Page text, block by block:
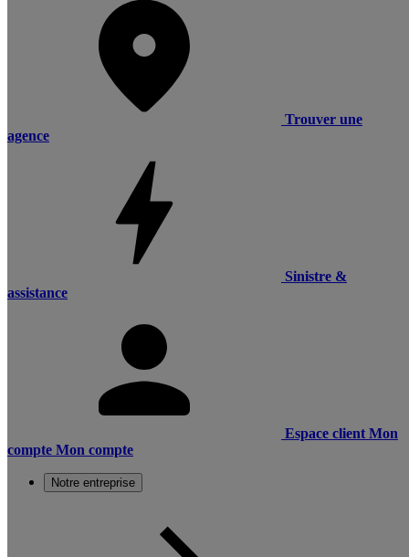
Trouver une
agence
Sinistre &
assistance
Espace client Mon
compte Mon compte
Notre entreprise